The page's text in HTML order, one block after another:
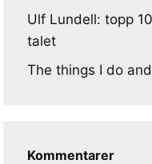
Ulf Lundell: topp
talet
The things I do
Kommentarer